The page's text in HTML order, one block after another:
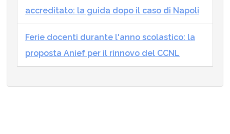
accreditato: la guida dopo il caso di Napoli
Ferie docenti durante l'anno scolastico: la
proposta Anief per il rinnovo del CCNL